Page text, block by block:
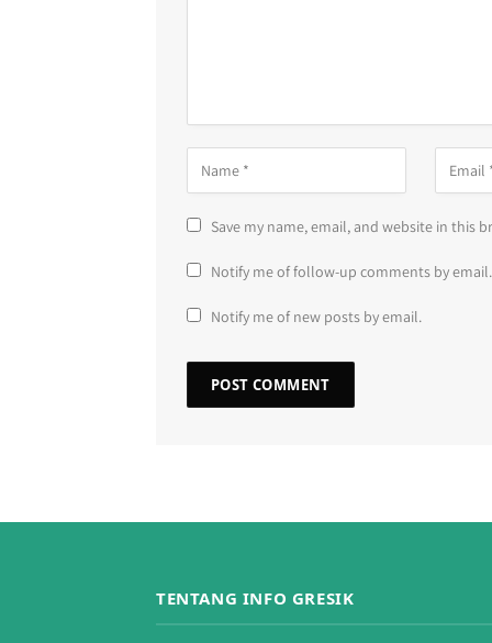
Save my name, email, and website in this
Notify me of follow-up comments by email.
Notify me of new posts by email.
TENTANG INFO GRESIK